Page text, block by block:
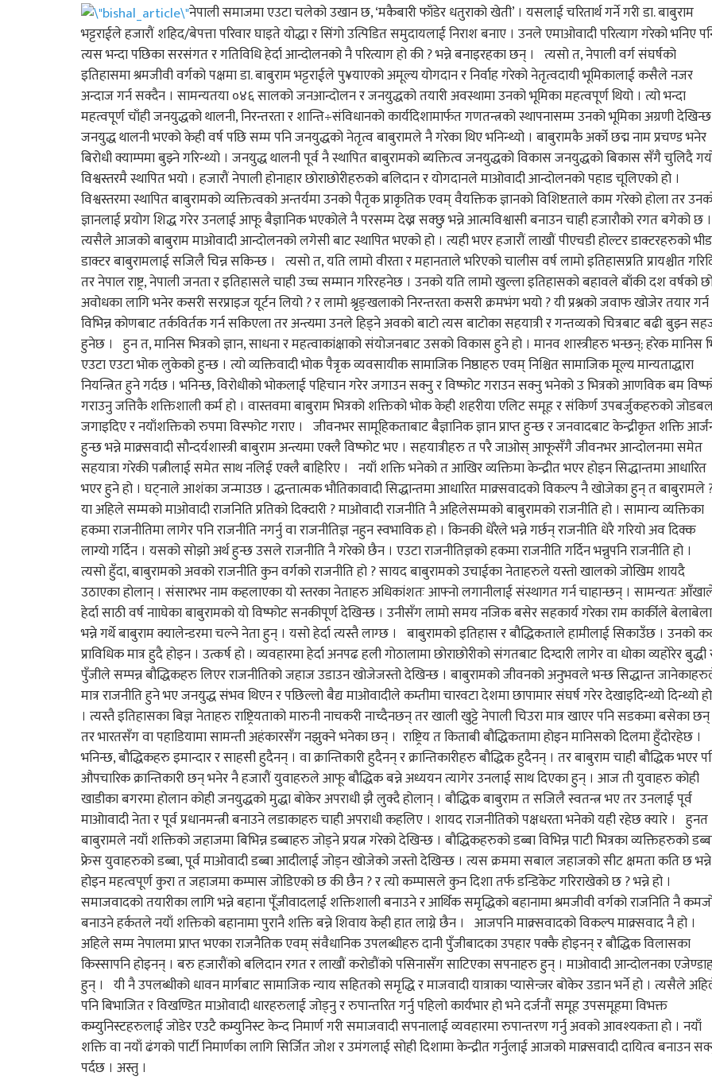
नेपाली समाजमा एउटा चलेको उखान छ, ‘मकैबारी फाँडेर धतुराको खेती’ । यसलाई चरितार्थ गर्ने गरी डा. बाबुराम
भट्टराईले हजारौं शहिद/बेपत्ता परिवार घाइते योद्धा र सिंगो उत्पिडित समुदायलाई निराश बनाए । उनले एमाओवादी परित्याग गरेको भनिए
त्यस भन्दा पछिका सरसंगत र गतिविधि हेर्दा आन्दोलनको नै परित्याग हो की ? भन्ने बनाइरहका छन् । त्यसो त, नेपाली वर्ग संघर्षको
इतिहासमा श्रमजीवी वर्गको पक्षमा डा. बाबुराम भट्टराईले पु¥याएको अमूल्य योगदान र निर्वाह गरेको नेतृत्वदायी भूमिकालाई कसैले नजर
अन्दाज गर्न सक्दैन । सामन्यतया ०४६ सालको जनआन्दोलन र जनयुद्धको तयारी अवस्थामा उनको भूमिका महत्वपूर्ण थियो । त्यो भन्दा
महत्वपूर्ण चाँही जनयुद्धको थालनी, निरन्तरता र शान्ति÷संविधानको कार्यदिशामार्फत गणतन्त्रको स्थापनासम्म उनको भूमिका अग्रणी
जनयुद्ध थालनी भएको केही वर्ष पछि सम्म पनि जनयुद्धको नेतृत्व बाबुरामले नै गरेका थिए भनिन्थ्यो । बाबुरामकै अर्को छद्म नाम प्रचण्ड भनेर
बिरोधी क्याम्पमा बुझ्ने गरिन्थ्यो । जनयुद्ध थालनी पूर्व नै स्थापित बाबुरामको ब्यक्तित्व जनयुद्धको विकास जनयुद्धको बिकास सँगै चुलिदै
विश्वस्तरमै स्थापित भयो । हजारौं नेपाली होनाहार छोराछोरीहरुको बलिदान र योगदानले माओवादी आन्दोलनको पहाड चूलिएको हो ।
विश्वस्तरमा स्थापित बाबुरामको व्यक्तित्वको अन्तर्यमा उनको पैतृक प्राकृतिक एवम् वैयक्तिक ज्ञानको विशिष्टताले काम गरेको होला तर
ज्ञानलाई प्रयोग शिद्ध गरेर उनलाई आफू बैज्ञानिक भएकोले नै परसम्म देख्न सक्छु भन्ने आत्मविश्वासी बनाउन चाही हजारौको रगत बगेको छ ।
त्यसैले आजको बाबुराम माओवादी आन्दोलनको लगेसी बाट स्थापित भएको हो । त्यही भएर हजारौं लाखौं पीएचडी होल्टर डाक्टरहरुको
डाक्टर बाबुरामलाई सजिलै चिन्न सकिन्छ । त्यसो त, यति लामो वीरता र महानताले भरिएको चालीस वर्ष लामो इतिहासप्रति प्रायश्चीत
तर नेपाल राष्ट्र, नेपाली जनता र इतिहासले चाही उच्च सम्मान गरिरहनेछ । उनको यति लामो खुल्ला इतिहासको बहावले बाँकी दश वर्षको
अवोधका लागि भनेर कसरी सरप्राइज यूर्टन लियो ? र लामो श्रृङ्खलाको निरन्तरता कसरी क्रमभंग भयो ? यी प्रश्नको जवाफ खोजेर तयार गर्न
विभिन्न कोणबाट तर्कविर्तक गर्न सकिएला तर अन्त्यमा उनले हिड्ने अवको बाटो त्यस बाटोका सहयात्री र गन्तव्यको चित्रबाट बढी बुझ्न
हुनेछ । हुन त, मानिस भित्रको ज्ञान, साधना र महत्वाकांक्षाको संयोजनबाट उसको विकास हुने हो । मानव शास्त्रीहरु भन्छन्; हरेक मानिस
एउटा एउटा भोक लुकेको हुन्छ । त्यो व्यक्तिवादी भोक पैत्रृक व्यवसायीक सामाजिक निष्ठाहरु एवम् निश्चित सामाजिक मूल्य मान्यताद्धारा
नियन्त्रित हुने गर्दछ । भनिन्छ, विरोधीको भोकलाई पहिचान गरेर जगाउन सक्नु र विष्फोट गराउन सक्नु भनेको उ भित्रको आणविक बम
गराउनु जत्तिकै शक्तिशाली कर्म हो । वास्तवमा बाबुराम भित्रको शक्तिको भोक केही शहरीया एलिट समूह र संकिर्ण उपबर्जुकहरुको
जगाइदिए र नयाँशक्तिको रुपमा विस्फोट गराए । जीवनभर सामूहिकताबाट बैज्ञानिक ज्ञान प्राप्त हुन्छ र जनवादबाट केन्द्रीकृत शक्ति
हुन्छ भन्ने माक्र्सवादी सौन्दर्यशास्त्री बाबुराम अन्त्यमा एक्लै विष्फोट भए । सहयात्रीहरु त परै जाओस् आफूसँगै जीवनभर आन्दोलनमा समेत
सहयात्रा गरेकी पत्नीलाई समेत साथ नलिई एक्लै बाहिरिए । नयाँ शक्ति भनेको त आखिर व्यक्तिमा केन्द्रीत भएर होइन सिद्धान्तमा आधारित
भएर हुने हो । घट्नाले आशंका जन्माउछ । द्धन्तात्मक भौतिकावादी सिद्धान्तमा आधारित माक्र्सवादको विकल्प नै खोजेका हुन् त बाबुरामले
या अहिले सम्मको माओवादी राजनिति प्रतिको दिक्दारी ? माओवादी राजनीति नै अहिलेसम्मको बाबुरामको राजनीति हो । सामान्य व्यक्तिका
हकमा राजनीतिमा लागेर पनि राजनीति नगर्नु वा राजनीतिज्ञ नहुन स्वभाविक हो । किनकी धेरैले भन्ने गर्छन् राजनीति धेरै गरियो अव दिक्क
लाग्यो गर्दिन । यसको सोझो अर्थ हुन्छ उसले राजनीति नै गरेको छैन । एउटा राजनीतिज्ञको हकमा राजनीति गर्दिन भन्नुपनि राजनीति हो ।
त्यसो हुँदा, बाबुरामको अवको राजनीति कुन वर्गको राजनीति हो ? सायद बाबुरामको उचाईका नेताहरुले यस्तो खालको जोखिम शायदै
उठाएका होलान् । संसारभर नाम कहलाएका यो स्तरका नेताहरु अधिकांशतः आफ्नो लगानीलाई संस्थागत गर्न चाहान्छन् । सामन्यतः
हेर्दा साठी वर्ष नााघेका बाबुरामको यो विष्फोट सनकीपूर्ण देखिन्छ । उनीसँग लामो समय नजिक बसेर सहकार्य गरेका राम कार्कीले
भन्ने गर्थे बाबुराम क्यालेन्डरमा चल्ने नेता हुन् । यसो हेर्दा त्यस्तै लाग्छ । बाबुरामको इतिहास र बौद्धिकताले हामीलाई सिकाउँछ । उनको
प्राविधिक मात्र हुदै होइन । उत्कर्ष हो । व्यवहारमा हेर्दा अनपढ हली गोठालामा छोराछोरीको संगतबाट दिग्दारी लागेर वा धोका व्यहोरेर बुद्धी
पुँजीले सम्पन्न बौद्धिकहरु लिएर राजनीतिको जहाज उडाउन खोजेजस्तो देखिन्छ । बाबुरामको जीवनको अनुभवले भन्छ सिद्धान्त
मात्र राजनीति हुने भए जनयुद्ध संभव थिएन र पछिल्लो बैद्य माओवादीले कम्तीमा चारवटा देशमा छापामार संघर्ष गरेर देखाइदिन्थ्यो दिन्थ्यो
। त्यस्तै इतिहासका बिज्ञ नेताहरु राष्ट्रियताको मारुनी नाचकरी नाच्दैनछन् तर खाली खुट्टे नेपाली चिउरा मात्र खाएर पनि सडकमा बसेका छन्
तर भारतसँग वा पहाडियामा सामन्ती अहंकारसँग नझुक्ने भनेका छन् । राष्ट्रिय त किताबी बौद्धिकतामा होइन मानिसको दिलमा हुँदोरहेछ ।
भनिन्छ, बौद्धिकहरु इमान्दार र साहसी हुदैनन् । वा क्रान्तिकारी हुदैनन् र क्रान्तिकारीहरु बौद्धिक हुदैनन् । तर बाबुराम चाही बौद्धिक भएर
औपचारिक क्रान्तिकारी छन् भनेर नै हजारौं युवाहरुले आफू बौद्धिक बन्ने अध्ययन त्यागेर उनलाई साथ दिएका हुन् । आज ती युवाहरु कोही
खाडीका बगरमा होलान कोही जनयुद्धको मुद्धा बोकेर अपराधी झै लुक्दै होलान् । बौद्धिक बाबुराम त सजिलै स्वतन्त्र भए तर उनलाई पूर्व
माओावादी नेता र पूर्व प्रधानमन्त्री बनाउने लडाकाहरु चाही अपराधी कहलिए । शायद राजनीतिको पक्षधरता भनेको यही रहेछ क्यारे । हुनत
बाबुरामले नयाँ शक्तिको जहाजमा बिभिन्न डब्बाहरु जोड्ने प्रयत्न गरेको देखिन्छ । बौद्धिकहरुको डब्बा विभिन्न पाटी भित्रका व्यक्तिहरुको
फ्रेस युवाहरुको डब्बा, पूर्व माओवादी डब्बा आदीलाई जोड्न खोजेको जस्तो देखिन्छ । त्यस क्रममा सबाल जहाजको सीट क्षमता कति छ भन्ने
होइन महत्वपूर्ण कुरा त जहाजमा कम्पास जोडिएको छ की छैन ? र त्यो कम्पासले कुन दिशा तर्फ डन्डिकेट गरिराखेको छ ? भन्ने हो ।
समाजवादको तयारीका लागि भन्ने बहाना पूँजीवादलाई शक्तिशाली बनाउने र आर्थिक समृद्धिको बहानामा श्रमजीवी वर्गको राजनिति नै
बनाउने हर्कतले नयाँ शक्तिको बहानामा पुरानै शक्ति बन्ने शिवाय केही हात लाग्ने छैन । आजपनि माक्र्सवादको विकल्प माक्र्सवाद नै हो ।
अहिले सम्म नेपालमा प्राप्त भएका राजनैतिक एवम् संवैधानिक उपलब्धीहरु दानी पुँजीबादका उपहार पक्कै होइनन् र बौद्धिक विलासका
किस्सापनि होइनन् । बरु हजारौंको बलिदान रगत र लाखौं करोडौंको पसिनासँग साटिएका सपनाहरु हुन् । माओवादी आन्दोलनका
हुन् । यी नै उपलब्धीको धावन मार्गबाट सामाजिक न्याय सहितको समृद्धि र माजवादी यात्राका प्यासेन्जर बोकेर उडान भर्ने हो । त्यसैले
पनि बिभाजित र विखण्डित माओवादी धारहरुलाई जोड्नु र रुपान्तरित गर्नु पहिलो कार्यभार हो भने दर्जनौं समूह उपसमूहमा विभक्त
कम्युनिस्टहरुलाई जोडेर एउटै कम्युनिस्ट केन्द निमार्ण गरी समाजवादी सपनालाई व्यवहारमा रुपान्तरण गर्नु अवको आवश्यकता हो । नयाँ
शक्ति वा नयाँ ढंगको पार्टी निमार्णका लागि सिर्जित जोश र उमंगलाई सोही दिशामा केन्द्रीत गर्नुलाई आजको माक्र्सवादी दायित्व बनाउन
पर्दछ । अस्तु ।